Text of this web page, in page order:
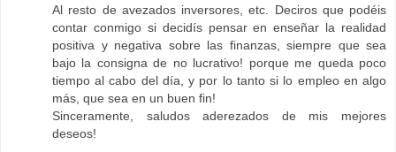
Al resto de avezados inversores, etc. Deciros que podéis
contar conmigo si decidís pensar en enseñar la realidad
positiva y negativa sobre las finanzas, siempre que sea
bajo la consigna de no lucrativo! porque me queda poco
tiempo al cabo del día, y por lo tanto si lo empleo en algo
más, que sea en un buen fin!
Sinceramente, saludos aderezados de mis mejores
deseos!